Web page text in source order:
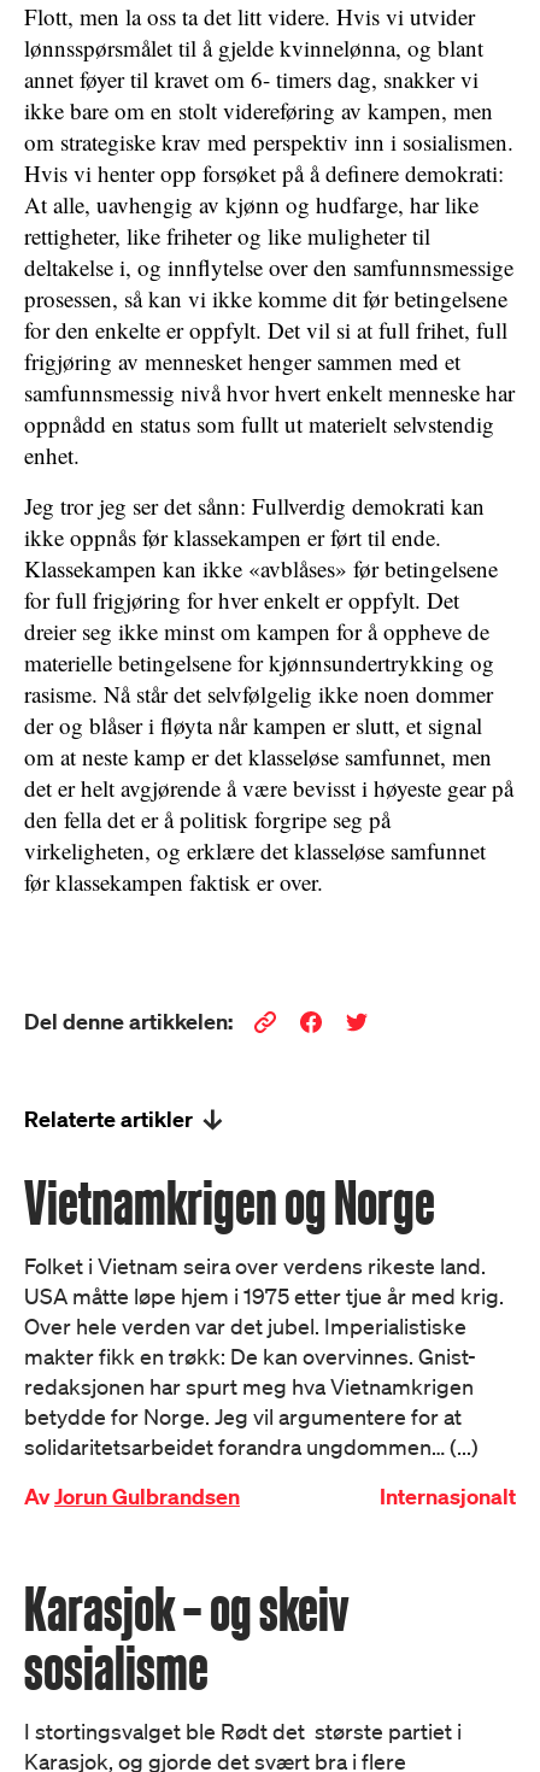
Flott, men la oss ta det litt videre. Hvis vi utvider
lønnsspørsmålet til å gjelde kvinnelønna, og blant
annet føyer til kravet om 6- timers dag, snakker vi
ikke bare om en stolt videreføring av kampen, men
om strategiske krav med perspektiv inn i sosialismen.
Hvis vi henter opp forsøket på å definere demokrati:
At alle, uavhengig av kjønn og hudfarge, har like
rettigheter, like friheter og like muligheter til
deltakelse i, og innflytelse over den samfunnsmessige
prosessen, så kan vi ikke komme dit før betingelsene
for den enkelte er oppfylt. Det vil si at full frihet, full
frigjøring av mennesket henger sammen med et
samfunnsmessig nivå hvor hvert enkelt menneske har
oppnådd en status som fullt ut materielt selvstendig
enhet.
Jeg tror jeg ser det sånn: Fullverdig demokrati kan
ikke oppnås før klassekampen er ført til ende.
Klassekampen kan ikke «avblåses» før betingelsene
for full frigjøring for hver enkelt er oppfylt. Det
dreier seg ikke minst om kampen for å oppheve de
materielle betingelsene for kjønnsundertrykking og
rasisme. Nå står det selvfølgelig ikke noen dommer
der og blåser i fløyta når kampen er slutt, et signal
om at neste kamp er det klasseløse samfunnet, men
det er helt avgjørende å være bevisst i høyeste gear på
den fella det er å politisk forgripe seg på
virkeligheten, og erklære det klasseløse samfunnet
før klassekampen faktisk er over.
Del denne artikkelen:
Relaterte artikler
Vietnamkrigen og Norge
Folket i Vietnam seira over verdens rikeste land.
USA måtte løpe hjem i 1975 etter tjue år med krig.
Over hele verden var det jubel. Imperialistiske
makter fikk en trøkk: De kan overvinnes. Gnist-
redaksjonen har spurt meg hva Vietnamkrigen
betydde for Norge. Jeg vil argumentere for at
solidaritetsarbeidet forandra ungdommen… (...)
AvJorun Gulbrandsen Internasjonalt
Karasjok – og skeiv
sosialisme
I stortingsvalget ble Rødt det største partiet i
Karasjok, og gjorde det svært bra i flere